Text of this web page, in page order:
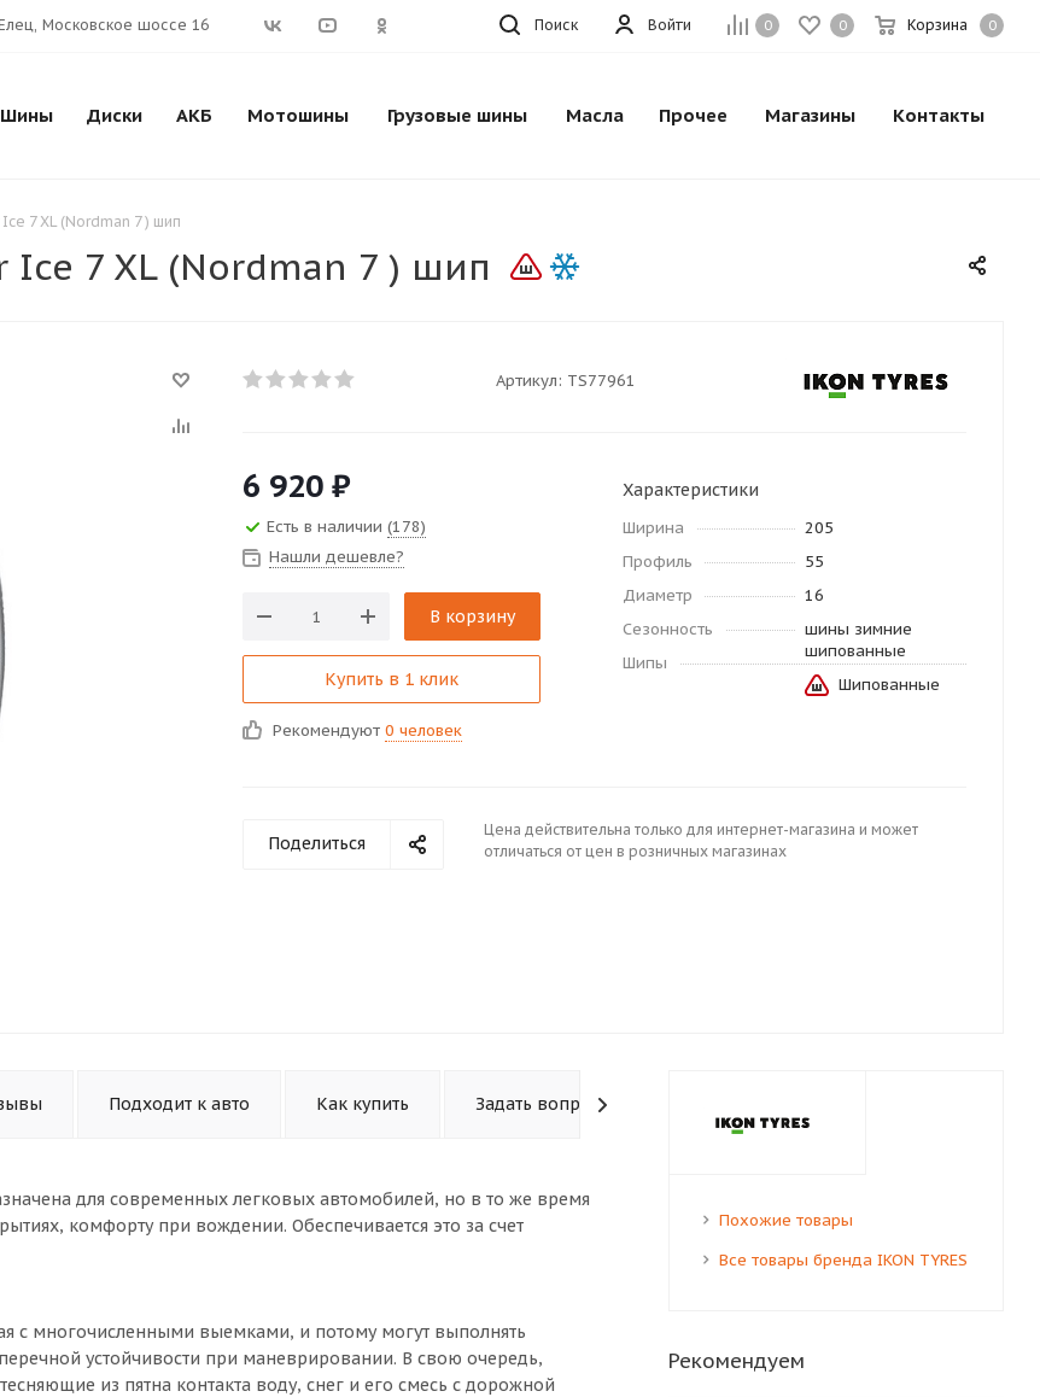
0 0 Корзина 0
Войти
Московское шоссе 16 Поиск
Шины Диски АКБ Мотошины Грузовые шины Масла Прочее Магазины Контакты
7 XL (Nordman 7 ) шип
Ice 7 XL (Nordman 7 ) шип
Артикул: TS77961
6 920 ₽
Есть в наличии (178)
Нашли дешевле?
В корзину
Купить в 1 клик
Рекомендуют 0 человек
Характеристики
Ширина
205
Профиль
55
Диаметр
16
Сезонность
шины зимние
шипованные
Шипы
Шипованные
Поделиться
Цена действительна только для интернет-магазина и может
отличаться от цен в розничных магазинах
Подходит к авто Как купить Задать вопрос
для современных легковых автомобилей, но в то же время
комфорту при вождении. Обеспечивается это за счет
с многочисленными выемками, и потому могут выполнять
устойчивости при маневрировании. В свою очередь,
из пятна контакта воду, снег и его смесь с дорожной
Похожие товары
Все товары бренда IKON TYRES
Рекомендуем